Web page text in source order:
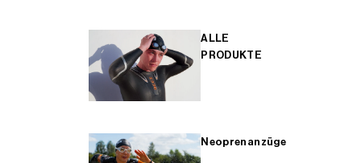
ALLE
PRODUKTE
Neoprenanzüge